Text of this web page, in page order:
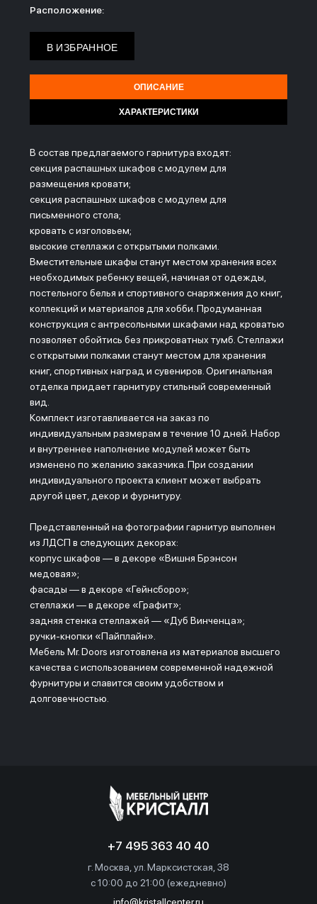
Расположение:
В ИЗБРАННОЕ
ОПИСАНИЕ
ХАРАКТЕРИСТИКИ
В состав предлагаемого гарнитура входят:
секция распашных шкафов с модулем для
размещения кровати;
секция распашных шкафов с модулем для
письменного стола;
кровать с изголовьем;
высокие стеллажи с открытыми полками.
Вместительные шкафы станут местом хранения всех
необходимых ребенку вещей, начиная от одежды,
постельного белья и спортивного снаряжения до книг,
коллекций и материалов для хобби. Продуманная
конструкция с антресольными шкафами над кроватью
позволяет обойтись без прикроватных тумб. Стеллажи
с открытыми полками станут местом для хранения
книг, спортивных наград и сувениров. Оригинальная
отделка придает гарнитуру стильный современный
вид.
Комплект изготавливается на заказ по
индивидуальным размерам в течение 10 дней. Набор
и внутреннее наполнение модулей может быть
изменено по желанию заказчика. При создании
индивидуального проекта клиент может выбрать
другой цвет, декор и фурнитуру.
Представленный на фотографии гарнитур выполнен
из ЛДСП в следующих декорах:
корпус шкафов ― в декоре «Вишня Брэнсон
медовая»;
фасады ― в декоре «Гейнсборо»;
стеллажи ― в декоре «Графит»;
задняя стенка стеллажей ― «Дуб Винченца»;
ручки-кнопки «Пайплайн».
Мебель Mr. Doors изготовлена из материалов высшего
качества с использованием современной надежной
фурнитуры и славится своим удобством и
долговечностью.
+7 495 363 40 40
г. Москва, ул. Марксистская, 38
c 10:00 до 21:00 (ежедневно)